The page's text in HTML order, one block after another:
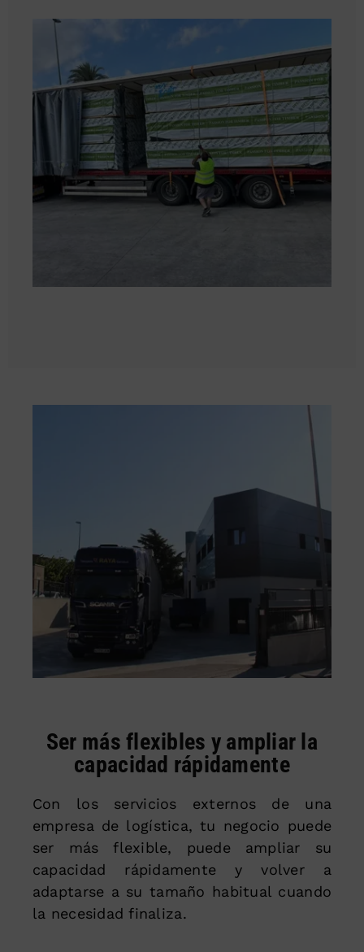
Ser más flexibles y ampliar la
capacidad rápidamente
Con los servicios externos de una
empresa de logística, tu negocio puede
ser más flexible, puede ampliar su
capacidad rápidamente y volver a
adaptarse a su tamaño habitual cuando
la necesidad finaliza.